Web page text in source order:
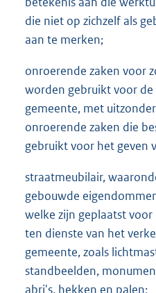
die niet op zichzelf als
aan te merken;
onroerende zaken voor
worden gebruikt voor
gemeente, met
onroerende zaken die
gebruikt voor het geven
straatmeubilair,
gebouwde
welke zijn geplaatst
ten dienste van het
gemeente, zoals
standbeelden,
abri's, hekken en palen;